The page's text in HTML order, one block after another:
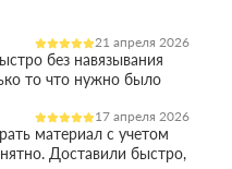
21 апреля 2026
без навязывания
то что нужно было
17 апреля 2026
материал с учетом
Доставили быстро,